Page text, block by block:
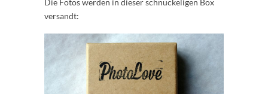
versandt: